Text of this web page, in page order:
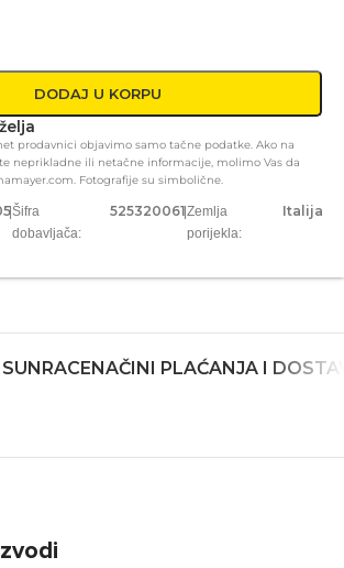
DODAJ U KORPU
prodavnici objavimo samo tačne podatke. Ako na
neprikladne ili netačne informacije, molimo Vas da
Fotografije su simbolične.
|Šifra
dobavljača:
525320061Zemlja
porijekla:
Italija
NAČINI PLAĆANJA I